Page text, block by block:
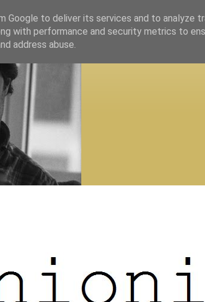
Google to deliver its services and to analyze
with performance and security metrics to
address abuse.